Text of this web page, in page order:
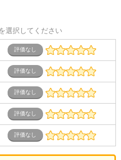
選択してください